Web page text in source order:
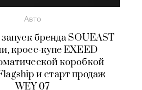
Авто
бренда SOUEAST
кросс-купе EXEED
коробкой
и старт продаж
WEY 07